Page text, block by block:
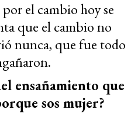
el cambio hoy se
que el cambio no
nunca, que fue todo
ensañamiento que
sos mujer?